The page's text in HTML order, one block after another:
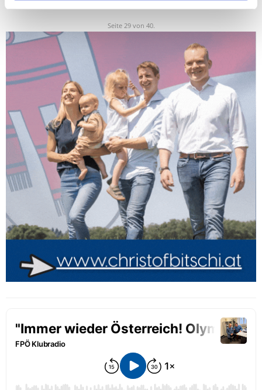
Seite 29 von 40.